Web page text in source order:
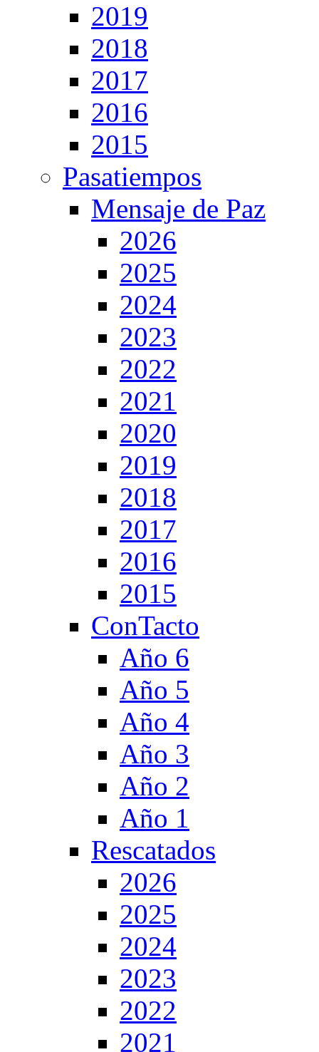
2019
2018
2017
2016
2015
Pasatiempos
Mensaje de Paz
2026
2025
2024
2023
2022
2021
2020
2019
2018
2017
2016
2015
ConTacto
Año 6
Año 5
Año 4
Año 3
Año 2
Año 1
Rescatados
2026
2025
2024
2023
2022
2021